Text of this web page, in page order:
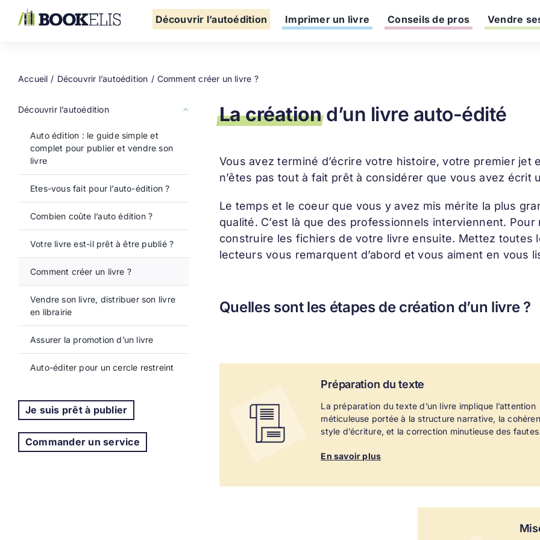
Découvrir l’autoédition Imprimer un livre Conseils de pros Vendre
Accueil Découvrir l’autoédition Comment créer un livre ?
Découvrir l’autoédition
Auto édition : le guide simple et
complet pour publier et vendre son
livre
Etes-vous fait pour l’auto-édition ?
Combien coûte l’auto édition ?
Votre livre est-il prêt à être publié ?
Comment créer un livre ?
Vendre son livre, distribuer son livre
en librairie
Assurer la promotion d’un livre
Auto-éditer pour un cercle restreint
Je suis prêt à publier
Commander un service
La créationd’un livre auto-édité
Vous avez terminé d’écrire votre histoire, votre premier
n’êtes pas tout à fait prêt à considérer que vous avez écrit
Le temps et le coeur que vous y avez mis mérite la plus
qualité. C’est là que des professionnels interviennent.
construire les fichiers de votre livre ensuite. Mettez toutes
lecteurs vous remarquent d’abord et vous aiment en vous
Quelles sont les étapes de création d’un livre ?
Préparation du texte
La préparation du texte d’un livre implique l’attention
méticuleuse portée à la structure narrative, la
style d’écriture, et la correction minutieuse des fautes.
En savoir plus